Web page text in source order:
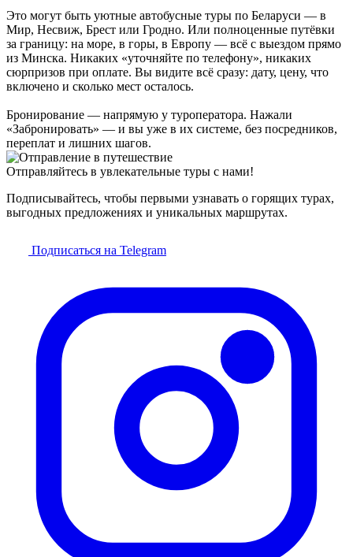
Это могут быть уютные автобусные туры по Беларуси — в
Мир, Несвиж, Брест или Гродно. Или полноценные путёвки
за границу: на море, в горы, в Европу — всё с выездом прямо
из Минска. Никаких «уточняйте по телефону», никаких
сюрпризов при оплате. Вы видите всё сразу: дату, цену, что
включено и сколько мест осталось.
Бронирование — напрямую у туроператора. Нажали
«Забронировать» — и вы уже в их системе, без посредников,
переплат и лишних шагов.
Отправляйтесь в увлекательные туры с нами!
Подписывайтесь, чтобы первыми узнавать о горящих турах,
выгодных предложениях и уникальных маршрутах.
Подписаться на Telegram